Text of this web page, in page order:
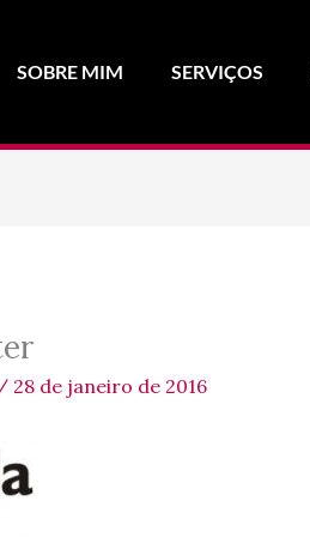
SOBRE MIM SERVIÇOS
/ 28 de janeiro de 2016